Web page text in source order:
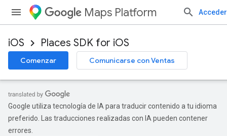
Maps Platform Acceder
iOS Places SDK for iOS
Comenzar Comunicarse con Ventas
Google utiliza tecnología de IA para traducir contenido a tu idioma
preferido. Las traducciones realizadas con IA pueden contener
errores.